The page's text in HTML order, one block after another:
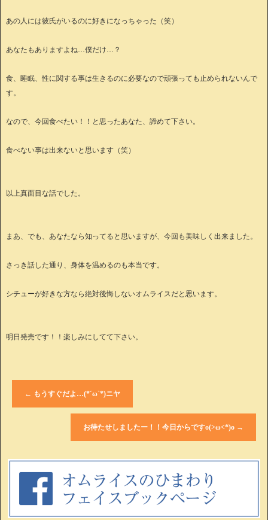
あの人には彼氏がいるのに好きになっちゃった（笑）
あなたもありますよね…僕だけ…？
食、睡眠、性に関する事は生きるのに必要なので頑張っても止められないんで
す。
なので、今回食べたい！！と思ったあなた、諦めて下さい。
食べない事は出来ないと思います（笑）
以上真面目な話でした。
まあ、でも、あなたなら知ってると思いますが、今回も美味しく出来ました。
さっき話した通り、身体を温めるのも本当です。
シチューが好きな方なら絶対後悔しないオムライスだと思います。
明日発売です！！楽しみにしてて下さい。
← もうすぐだよ…(*´ω`*)ニヤ
お待たせしましたー！！今日からですo(>ω<*)o →